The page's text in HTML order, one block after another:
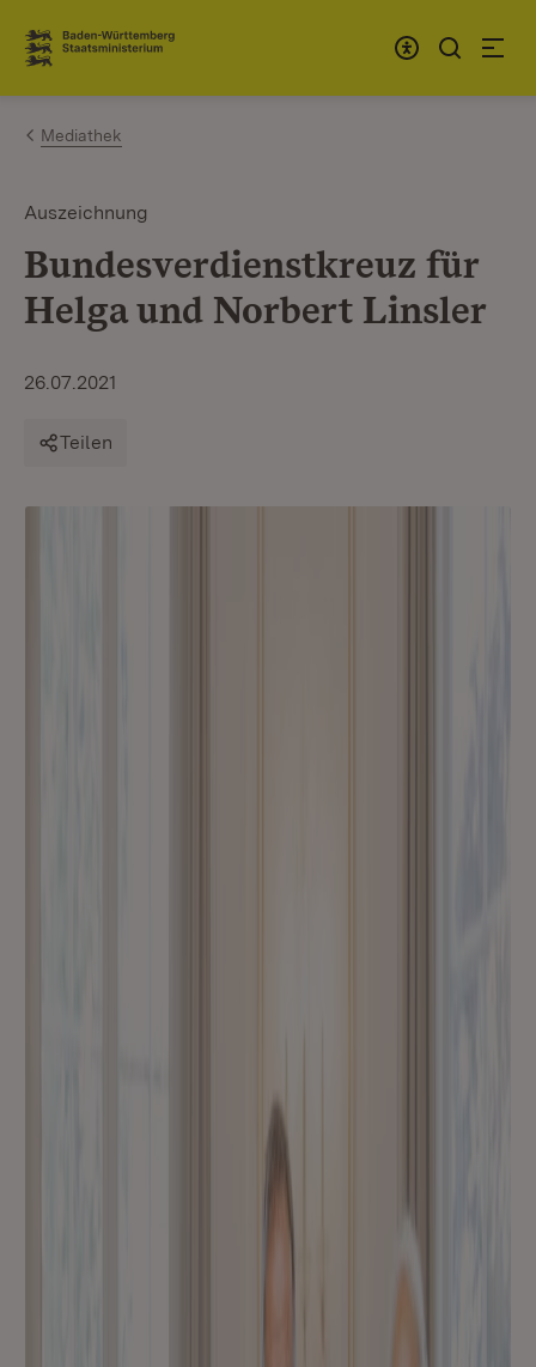
Zum Inhalt springen
Link zur Startseite
Mediathek
Auszeichnung
Bundesverdienstkreuz für
Helga und Norbert Linsler
26.07.2021
Teilen